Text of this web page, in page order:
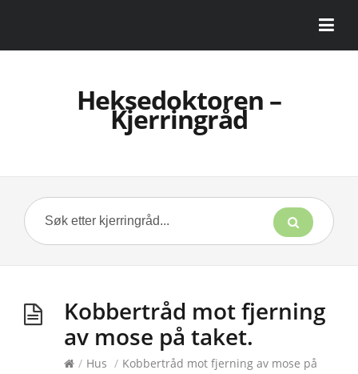
Heksedoktoren –
Kjerringråd
Kobbertråd mot fjerning
av mose på taket.
/ Hus / Kobbertråd mot fjerning av mose på